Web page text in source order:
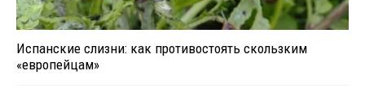
Испанские слизни: как противостоять скользким
«европейцам»